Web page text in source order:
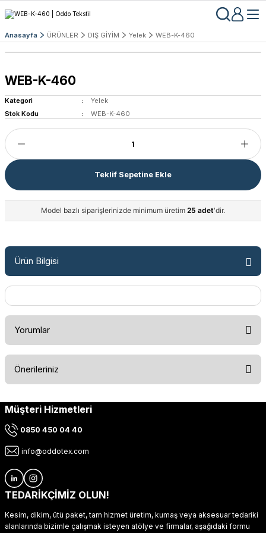
Anasayfa ÜRÜNLER DIŞ GİYİM Yelek WEB-K-460
WEB-K-460
Kategori
Yelek
Stok Kodu
WEB-K-460
Teklif Sepetine Ekle
Model bazlı siparişlerinizde minimum üretim 25 adet'dir.
Ürün Bilgisi
Yorumlar
Önerileriniz
Bu ürünün fiyat bilgisi, resim, ürün açıklamalarında ve diğer
kullanarak tarafımıza iletebilirsiniz.
Ürün resmi kalitesiz, bozuk veya görüntülenemiyor.
Ürün açıklamasında eksik bilgiler bulunuyor.
Ürün fiyatı diğer sitelerden daha pahalı.
Müşteri Hizmetleri
0850 450 04 40
info@oddotex.com
TEDARİKÇİMİZ OLUN!
Kesim, dikim, ütü paket, tam hizmet üretim, kumaş veya aksesuar tedariki
alanlarında bizimle çalışmak isteyen atölye ve firmalar, aşağıdaki formu